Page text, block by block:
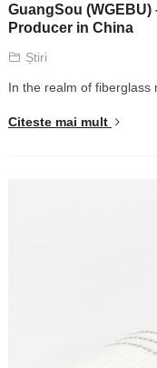
GuangSou (WGEBU)
Producer in China
Știri
In the realm of fiberglass
Citeste mai mult